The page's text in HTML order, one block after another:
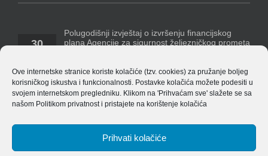
Ove internetske stranice koriste kolačiće (tzv. cookies) za pružanje boljeg
korisničkog iskustva i funkcionalnosti. Postavke kolačića možete podesiti u
svojem internetskom pregledniku. Klikom na 'Prihvaćam sve' slažete se sa
našom Politikom privatnosti pristajete na korištenje kolačića
Prihvati kolačiće
30
Polugodišnji izvještaj o izvršenju financijskog
plana Agencije za sigurnost željezničkog prometa
14
Polugodišnji financijski izvještaj Agencije za 2026.
godinu